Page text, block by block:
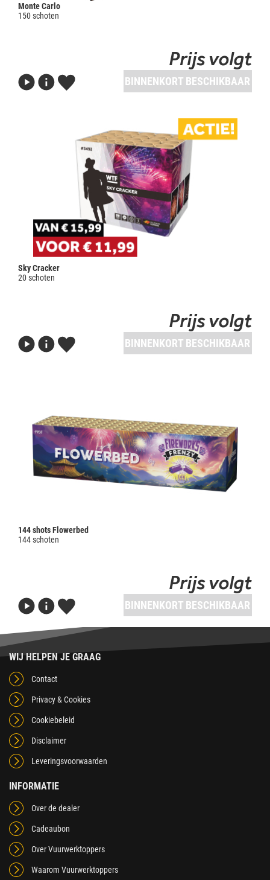
Monte Carlo
150 schoten
Prijs volgt
BINNENKORT BESCHIKBAAR
Sky Cracker
20 schoten
Prijs volgt
BINNENKORT BESCHIKBAAR
144 shots Flowerbed
144 schoten
Prijs volgt
BINNENKORT BESCHIKBAAR
WIJ HELPEN JE GRAAG
Contact
Privacy & Cookies
Cookiebeleid
Disclaimer
Leveringsvoorwaarden
INFORMATIE
Over de dealer
Cadeaubon
Over Vuurwerktoppers
Waarom Vuurwerktoppers